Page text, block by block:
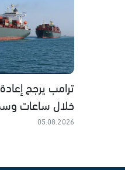
ترامب يرجح
خلال ساعات
05.08.2026